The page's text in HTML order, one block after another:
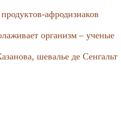
афродизиаков
организм – ученые
шевалье де Сенгальт